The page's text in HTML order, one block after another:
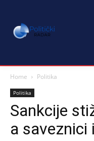
Home Politika
Politika
Sankcije
a saveznici